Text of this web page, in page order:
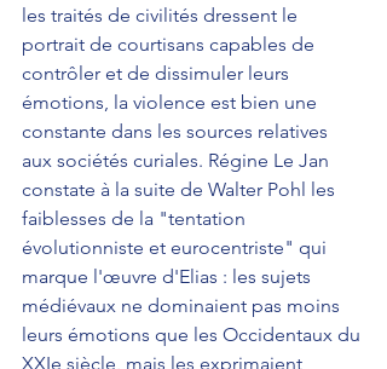
les traités de civilités dressent le
portrait de courtisans capables de
contrôler et de dissimuler leurs
émotions, la violence est bien une
constante dans les sources relatives
aux sociétés curiales. Régine Le Jan
constate à la suite de Walter Pohl les
faiblesses de la "tentation
évolutionniste et eurocentriste" qui
marque l'œuvre d'Elias : les sujets
médiévaux ne dominaient pas moins
leurs émotions que les Occidentaux du
XXIe siècle, mais les exprimaient